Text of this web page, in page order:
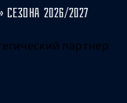
2026/2027